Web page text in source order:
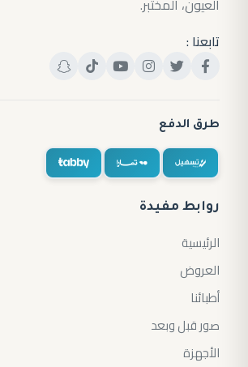
العيون، المختبر.
تابعنا :
طرق الدفع
روابط مفيدة
الرئيسية
العروض
أطبائنا
صور قبل وبعد
الأجهزة